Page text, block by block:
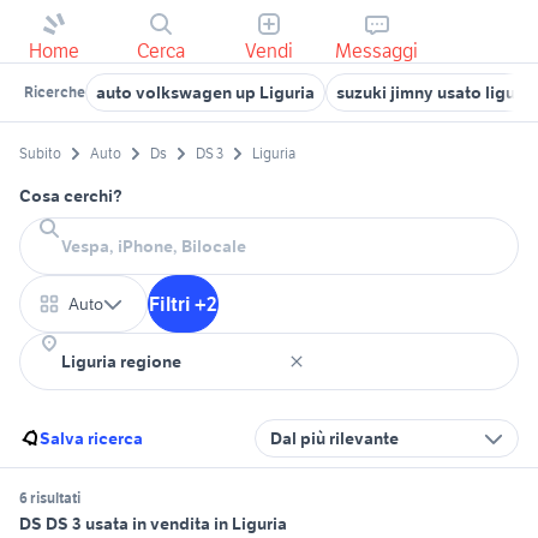
Home Cerca Vendi Messaggi
Ricerche auto volkswagen up Liguria suzuki jimny usato liguria
Subito Auto Ds DS 3 Liguria
Cosa cerchi?
Auto Filtri +2
Salva ricerca Dal più rilevante
6 risultati
DS DS 3 usata in vendita in Liguria